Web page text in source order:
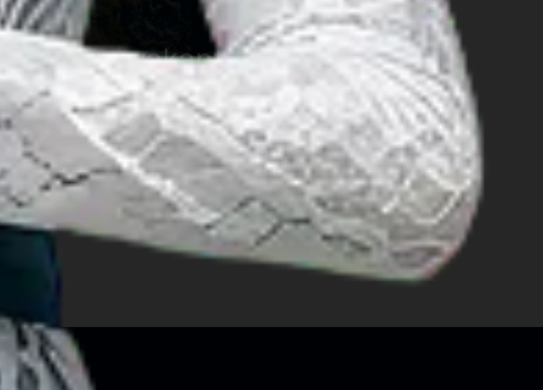
Maak uw vakantie
gezonder met deze 5
opwindende ideeën
Meer bekijken